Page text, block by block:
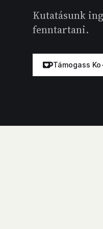
Kutatásunk
fenntartani.
Támogass